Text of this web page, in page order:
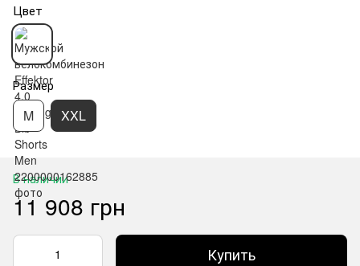
Цвет
Размер
M XXL
В наличии
11 908 грн
Купить